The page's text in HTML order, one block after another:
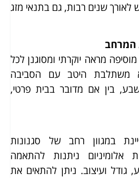
שנים רבות, גם בתנאי מזג
המרחב
מראה יוקרתי ומסוגנן לכל
משתלבת היטב עם הסביבה
בין אם מדובר בבית פרטי,
במגוון רחב של סגנונות
אלומיניום ניתנות להתאמה
גודל ועיצוב. ניתן להתאים את